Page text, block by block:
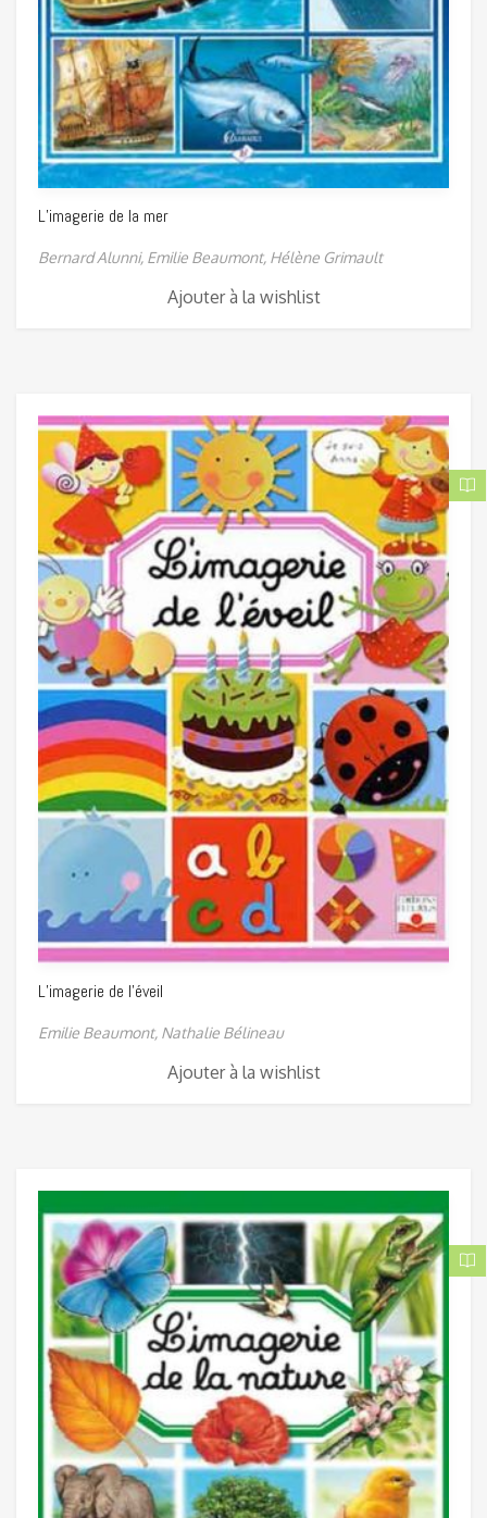
L’imagerie de la mer
Bernard Alunni, Emilie Beaumont, Hélène Grimault
Ajouter à la wishlist
L’imagerie de l’éveil
Emilie Beaumont, Nathalie Bélineau
Ajouter à la wishlist